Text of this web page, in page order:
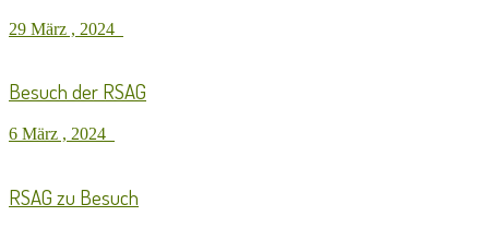
29 März , 2024
Besuch der RSAG
6 März , 2024
RSAG zu Besuch